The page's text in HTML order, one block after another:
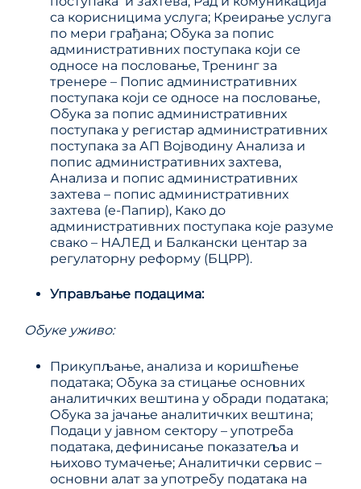
са корисницима услуга; Креирање услуга
по мери грађана; Обука за попис
административних поступака који се
односе на пословање, Тренинг за
тренере – Попис административних
поступака који се односе на пословање,
Обука за попис административних
поступака у регистар административних
поступака за АП Војводину Анализа и
попис административних захтева,
Анализа и попис административних
захтева – попис административних
захтева (е-Папир), Како до
административних поступака које разуме
свако – НАЛЕД и Балкански центар за
регулаторну реформу (БЦРР).
Управљање подацима:
Обуке уживо:
Прикупљање, анализа и коришћење
података; Обука за стицање основних
аналитичких вештина у обради података;
Обука за јачање аналитичких вештина;
Подаци у јавном сектору – употреба
података, дефинисање показатеља и
њихово тумачење; Аналитички сервис –
основни алат за употребу података на